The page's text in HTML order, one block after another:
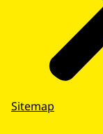
Sitemap